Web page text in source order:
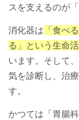
スを支えるのが
消化器は 「食べ
る」という生命
います。そして
気を診断し、治
す。
かつては「胃腸